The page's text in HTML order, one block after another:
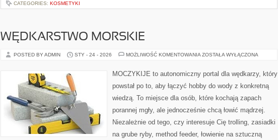
CATEGORIES: KOSMETYKI
WĘDKARSTWO MORSKIE
POSTED BY ADMIN STY - 24 - 2026 MOŻLIWOŚĆ KOMENTOWANIA WĘDKARSTWO
ZOSTAŁA WYŁĄCZONA
MOCZYKIJE to autonomiczny portal dla wędkarzy, który
powstał po to, aby łączyć hobby do wody z konkretną
wiedzą. To miejsce dla osób, które kochają zapach
porannej mgły, ale jednocześnie chcą łowić mądrzej.
Niezależnie od tego, czy interesuje Cię trolling, zasiadki
na grube ryby, method feeder, łowienie na sztuczną